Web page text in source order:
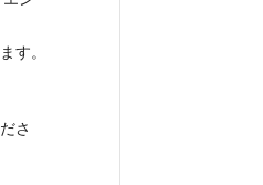
す。
さ